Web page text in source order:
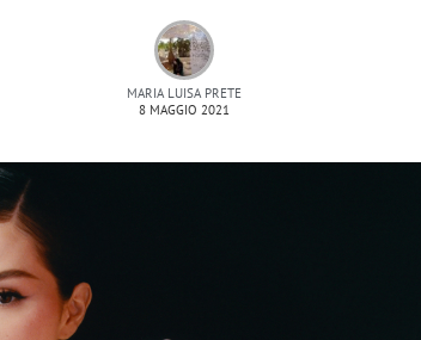
MARIA LUISA PRETE
8 MAGGIO 2021